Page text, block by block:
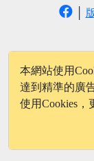
本網站使用
達到精準的廣
使用Cookies，